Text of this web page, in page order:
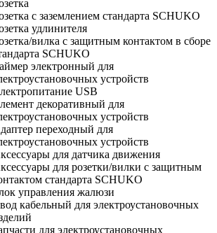
с заземлением стандарта SCHUKO
удлинителя
вилка с защитным контактом в сборе
SCHUKO
электронный для
устройств
USB
декоративный для
устройств
переходный для
устройств
для датчика движения
для розетки/вилки с защитным
стандарта SCHUKO
управления жалюзи
кабельный для электроустановочных
для электроустановочных